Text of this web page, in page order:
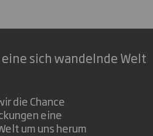
sich wandelnde Welt
die Chance
eine
um uns herum